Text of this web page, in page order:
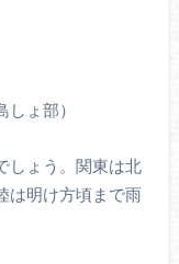
しょ部）
しょう。関東は北
は明け方頃まで雨